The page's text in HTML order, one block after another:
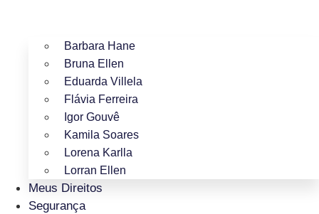
Barbara Hane
Bruna Ellen
Eduarda Villela
Flávia Ferreira
Igor Gouvê
Kamila Soares
Lorena Karlla
Lorran Ellen
Meus Direitos
Segurança